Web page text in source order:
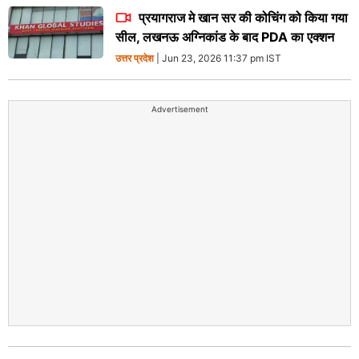
प्रयागराज मे खान सर की कोचिंग को किया गया
सील, लखनऊ अग्निकांड के बाद PDA का एक्शन
उत्तर प्रदेश| Jun 23, 2026 11:37 pm IST
Advertisement